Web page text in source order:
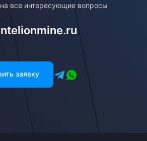
на все интересующие вопросы
заявку